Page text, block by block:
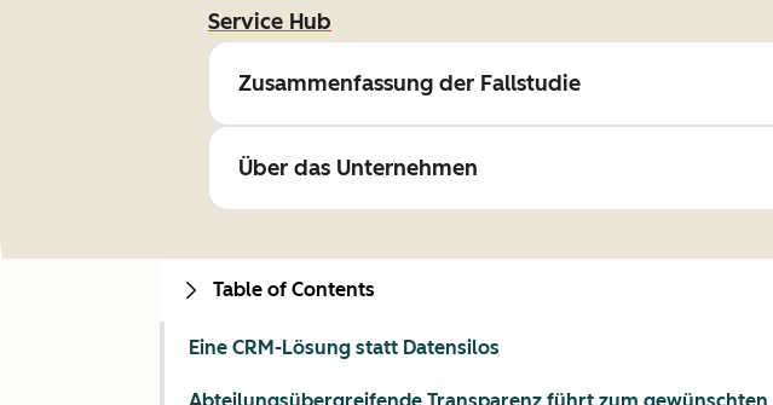
Service Hub
Zusammenfassung der Fallstudie
Über das Unternehmen
Table of Contents
Eine CRM-Lösung statt Datensilos